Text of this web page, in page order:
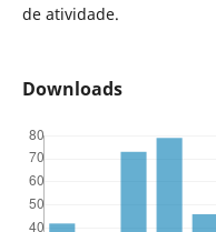
de atividade.
Downloads